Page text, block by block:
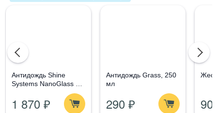
Aнтидождь Shine
Systems NanoGlass Kit
- Набор по уходу за
стеклом
1 870 ₽
Антидождь Grass, 250
мл
290 ₽ 90